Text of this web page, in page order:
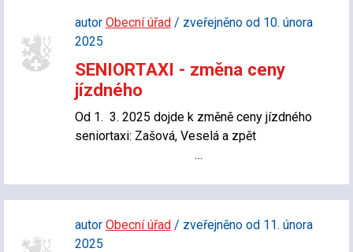
autor Obecní úřad/ zveřejněno od 10. února
2025
SENIORTAXI - změna ceny
jízdného
Od 1. 3. 2025 dojde k změně ceny jízdného
seniortaxi: Zašová, Veselá a zpět
…
autor Obecní úřad/ zveřejněno od 11. února
2025